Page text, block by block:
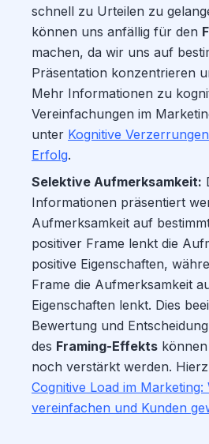
schnell zu Urteilen zu
können uns anfällig für den
machen, da wir uns auf
Präsentation konzentrieren
Mehr Informationen zu
Vereinfachungen im
unter Kognitive
Erfolg.
Selektive Aufmerksamkeit:
Informationen präsentiert
Aufmerksamkeit auf
positiver Frame lenkt die
positive Eigenschaften,
Frame die Aufmerksamkeit
Eigenschaften lenkt. Dies
Bewertung und
des Framing-Effekts
noch verstärkt werden.
Cognitive Load im
vereinfachen und Kunden